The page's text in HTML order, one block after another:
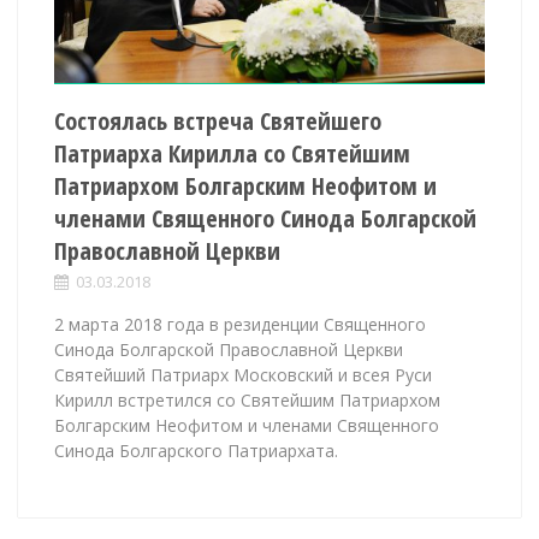
Состоялась встреча Святейшего
Патриарха Кирилла со Святейшим
Патриархом Болгарским Неофитом и
членами Священного Синода Болгарской
Православной Церкви
03.03.2018
2 марта 2018 года в резиденции Священного
Синода Болгарской Православной Церкви
Святейший Патриарх Московский и всея Руси
Кирилл встретился со Святейшим Патриархом
Болгарским Неофитом и членами Священного
Синода Болгарского Патриархата.